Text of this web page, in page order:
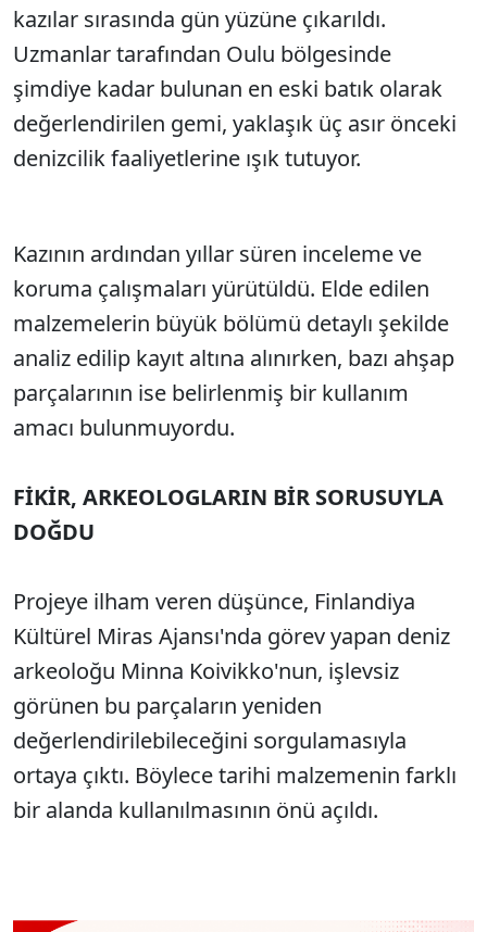
kazılar sırasında gün yüzüne çıkarıldı.
Uzmanlar tarafından Oulu bölgesinde
şimdiye kadar bulunan en eski batık olarak
değerlendirilen gemi, yaklaşık üç asır önceki
denizcilik faaliyetlerine ışık tutuyor.
Kazının ardından yıllar süren inceleme ve
koruma çalışmaları yürütüldü. Elde edilen
malzemelerin büyük bölümü detaylı şekilde
analiz edilip kayıt altına alınırken, bazı ahşap
parçalarının ise belirlenmiş bir kullanım
amacı bulunmuyordu.
FİKİR, ARKEOLOGLARIN BİR SORUSUYLA
DOĞDU
Projeye ilham veren düşünce, Finlandiya
Kültürel Miras Ajansı'nda görev yapan deniz
arkeoloğu Minna Koivikko'nun, işlevsiz
görünen bu parçaların yeniden
değerlendirilebileceğini sorgulamasıyla
ortaya çıktı. Böylece tarihi malzemenin farklı
bir alanda kullanılmasının önü açıldı.